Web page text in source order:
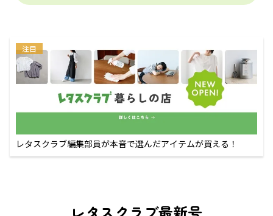
注目
レタスクラブ編集部員が本音で選んだアイテムが買える！